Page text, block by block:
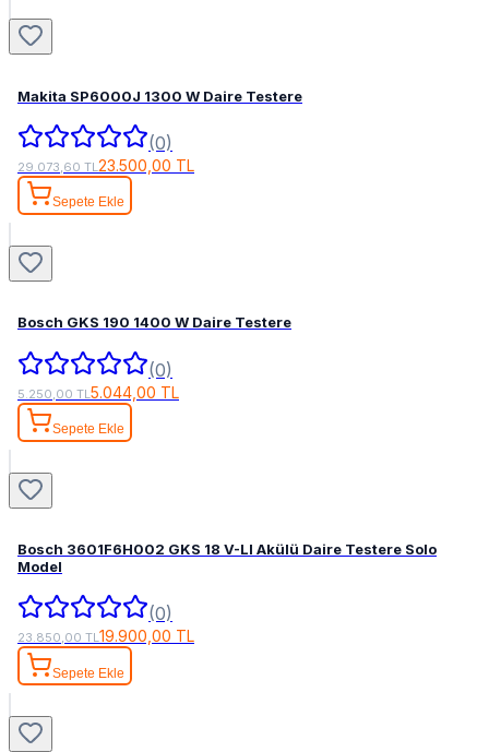
Makita SP6000J 1300 W Daire Testere
(0)
29.073,60 TL23.500,00 TL
Sepete Ekle
Bosch GKS 190 1400 W Daire Testere
(0)
5.250,00 TL 5.044,00 TL
Sepete Ekle
Bosch 3601F6H002 GKS 18 V-LI Akülü Daire Testere Solo
Model
(0)
23.850,00 TL19.900,00 TL
Sepete Ekle